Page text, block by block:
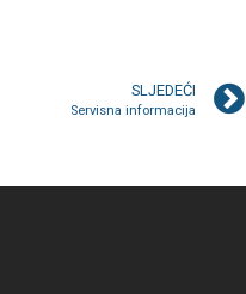
SLJEDEĆI
Servisna informacija